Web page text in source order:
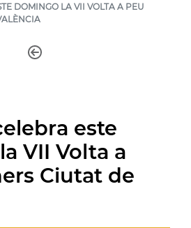
DOMINGO LA VII VOLTA A PEU
este
VII Volta a
Ciutat de